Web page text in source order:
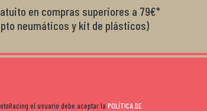
en compras superiores a 79€*
neumáticos y kit de plásticos)
el usuario debe aceptar la POLÍTICA DE